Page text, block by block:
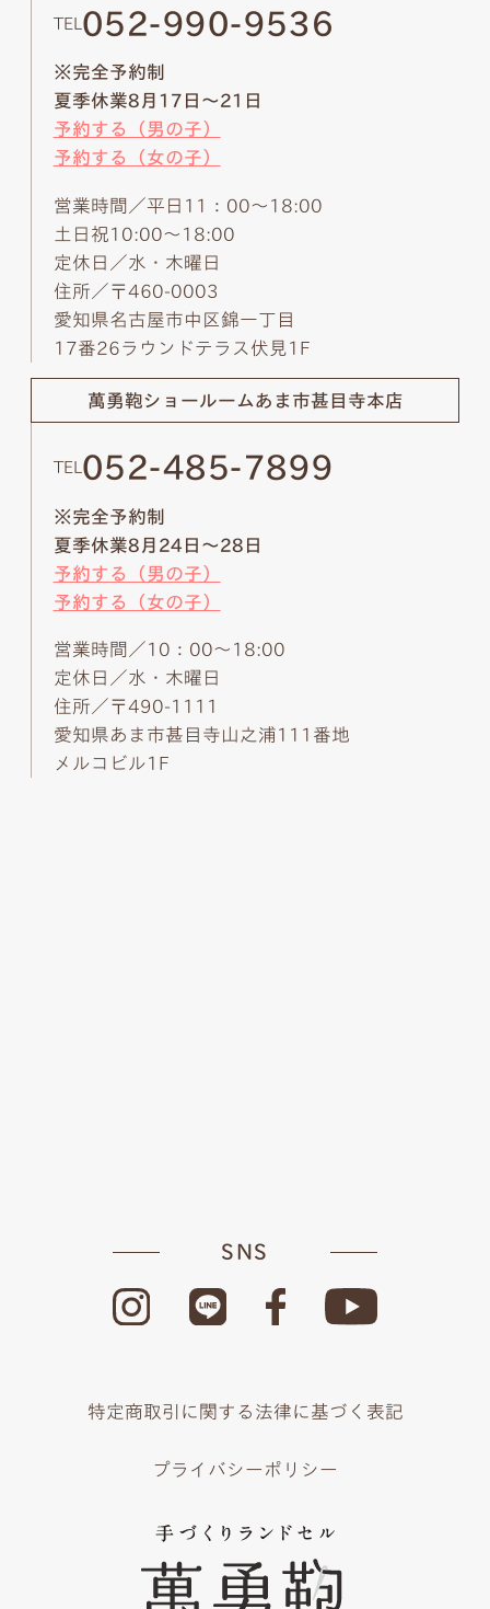
TEL 052-990-9536
※完全予約制
夏季休業8月17日～21日
予約する（男の子）
予約する（女の子）
営業時間／平日11：00～18:00
土日祝10:00～18:00
定休日／水・木曜日
住所／〒460-0003
愛知県名古屋市中区錦一丁目
17番26ラウンドテラス伏見1F
萬勇鞄ショールームあま市甚目寺本店
TEL 052-485-7899
※完全予約制
夏季休業8月24日～28日
予約する（男の子）
予約する（女の子）
営業時間／10：00～18:00
定休日／水・木曜日
住所／〒490-1111
愛知県あま市甚目寺山之浦111番地
メルコビル1F
SNS
特定商取引に関する法律に基づく表記
プライバシーポリシー